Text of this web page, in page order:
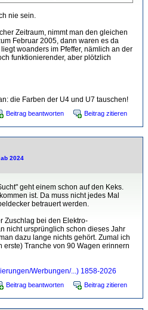
nie sein.
Zeitraum, nimmt man den gleichen
Februar 2005, dann waren es da
woanders im Pfeffer, nämlich an der
funktionierender, aber plötzlich
die Farben der U4 und U7 tauschen!
Beitrag beantworten Beitrag zitieren
2024
geht einem schon auf den Keks.
ist. Da muss nicht jedes Mal
betrauert werden.
Zuschlag bei den Elektro-
nicht ursprünglich schon dieses Jahr
dazu lange nichts gehört. Zumal ich
erste) Tranche von 90 Wagen erinnern
Werbungen/...) 1858-2026
Beitrag beantworten Beitrag zitieren